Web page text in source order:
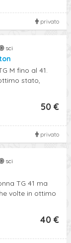
privato
sci
M fino al 41.
stato,
50 €
privato
sci
TG 41 ma
volte in ottimo
40 €